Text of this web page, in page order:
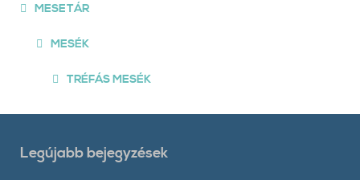
MESETÁR
MESÉK
TRÉFÁS MESÉK
Legújabb bejegyzések